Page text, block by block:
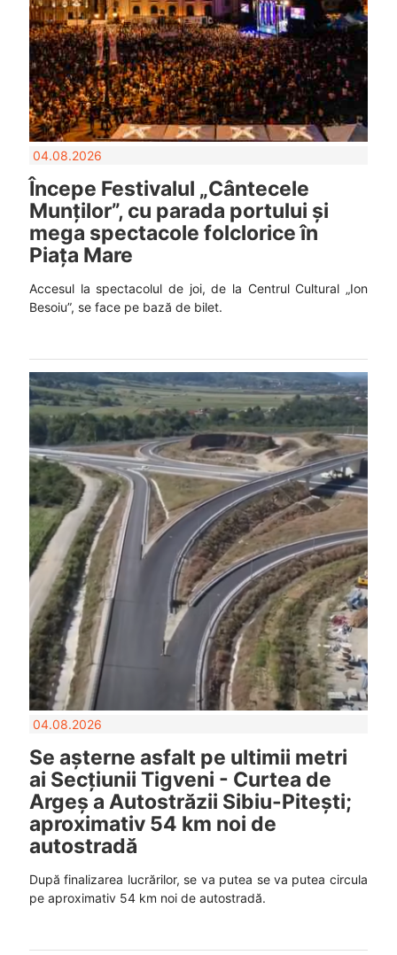
04.08.2026
Începe Festivalul „Cântecele
Munților”, cu parada portului și
mega spectacole folclorice în
Piața Mare
Accesul la spectacolul de joi, de la Centrul Cultural „Ion
Besoiu”, se face pe bază de bilet.
04.08.2026
Se așterne asfalt pe ultimii metri
ai Secțiunii Tigveni - Curtea de
Argeș a Autostrăzii Sibiu-Pitești;
aproximativ 54 km noi de
autostradă
După finalizarea lucrărilor, se va putea se va putea circula
pe aproximativ 54 km noi de autostradă.